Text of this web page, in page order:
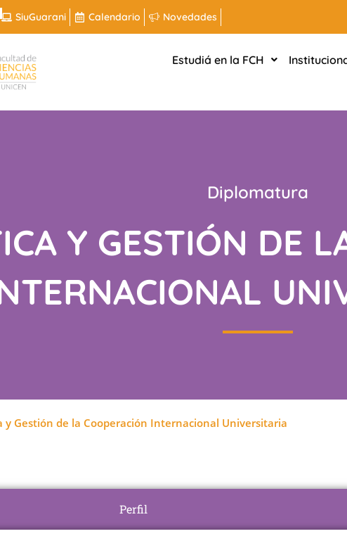
SiuGuarani Calendario Novedades
Estudiá en la FCH
Diplomatura
Y GESTIÓN DE
y Gestión de la Cooperación Internacional Universitaria
Perfil